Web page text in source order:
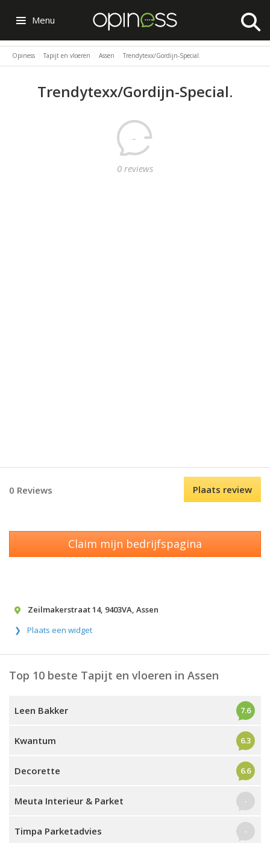
Menu
Opiness Tapijt en vloeren Assen Trendytexx/Gordijn-Special.
Trendytexx/Gordijn-Special.
-
0 reviews
0 Reviews Plaats review
Claim mijn bedrijfspagina
Zeilmakerstraat 14, 9403VA, Assen
Plaats een widget
Top 10 beste Tapijt en vloeren in Assen
Leen Bakker 7.6
Kwantum 6.3
Decorette 6.6
Meuta Interieur & Parket -
Timpa Parketadvies -